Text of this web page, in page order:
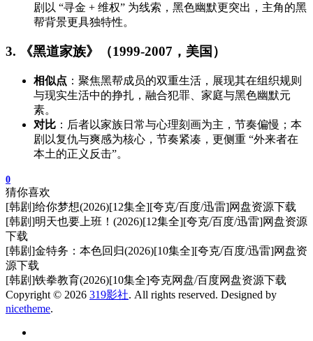
剧以 “寻金 + 维权” 为线索，黑色幽默更突出，主角的黑
帮背景更具独特性。
3. 《黑道家族》（1999-2007，美国）
相似点 ：聚焦黑帮成员的双重生活，展现其在组织规则
与现实生活中的挣扎，融合犯罪、家庭与黑色幽默元
素。
对比 ：后者以家族日常与心理刻画为主，节奏偏慢；本
剧以复仇与爽感为核心，节奏紧凑，更侧重 “外来者在
本土的正义反击”。
0
猜你喜欢
[韩剧]给你梦想(2026)[12集全][夸克/百度/迅雷]网盘资源下载
[韩剧]明天也要上班！(2026)[12集全][夸克/百度/迅雷]网盘资源
下载
[韩剧]金特务：本色回归(2026)[10集全][夸克/百度/迅雷]网盘资
源下载
[韩剧]铁拳教育(2026)[10集全]夸克网盘/百度网盘资源下载
Copyright © 2026 319影社. All rights reserved. Designed by
nicetheme.